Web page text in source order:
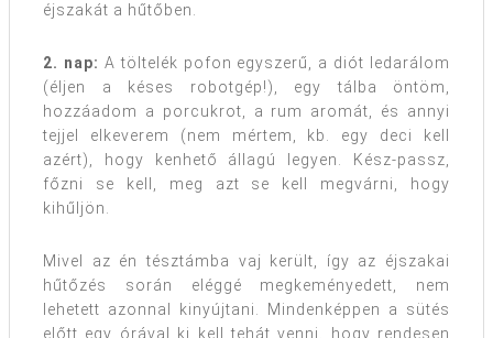
éjszakát a hűtőben.
2. nap: A töltelék pofon egyszerű, a diót ledarálom
(éljen a késes robotgép!), egy tálba öntöm,
hozzáadom a porcukrot, a rum aromát, és annyi
tejjel elkeverem (nem mértem, kb. egy deci kell
azért), hogy kenhető állagú legyen. Kész-passz,
főzni se kell, meg azt se kell megvárni, hogy
kihűljön.
Mivel az én tésztámba vaj került, így az éjszakai
hűtőzés során eléggé megkeményedett, nem
lehetett azonnal kinyújtani. Mindenképpen a sütés
előtt egy órával ki kell tehát venni, hogy rendesen